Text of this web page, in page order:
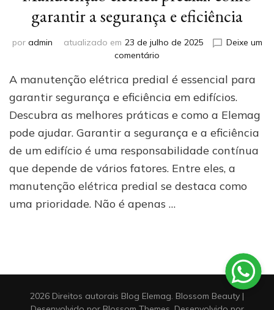
garantir a segurança e eficiência
por admin atualizado em 23 de julho de 2025
Deixe um
comentário
elétrica
predial:
garantir
a
segurança
e
eficiência
A manutenção elétrica predial é essencial para
garantir segurança e eficiência em edifícios.
Descubra as melhores práticas e como a Elemag
pode ajudar. Garantir a segurança e a eficiência
de um edifício é uma responsabilidade contínua
que depende de vários fatores. Entre eles, a
manutenção elétrica predial se destaca como
uma prioridade. Não é apenas …
2026 Direitos autorais Blog Elemag. Blossom Beauty |